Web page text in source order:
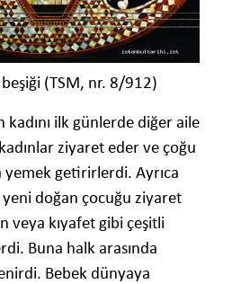
(TSM, nr. 8/912)
kadını ilk günlerde diğer aile
ziyaret eder ve çoğu
yemek getirirlerdi. Ayrıca
doğan çocuğu ziyaret
veya kıyafet gibi çeşitli
Buna halk arasında
Bebek dünyaya